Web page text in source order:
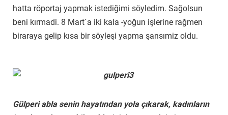
hatta röportaj yapmak istediğimi söyledim. Sağolsun
beni kırmadi. 8 Mart´a iki kala -yoğun işlerine rağmen
biraraya gelip kısa bir söyleşi yapma şansımiz oldu.
Gülperi abla senin hayatından yola çıkarak, kadınların